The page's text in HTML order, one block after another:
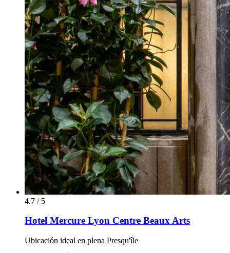
4.7 / 5
Hotel Mercure Lyon Centre Beaux Arts
Ubicación ideal en plena Presqu'île